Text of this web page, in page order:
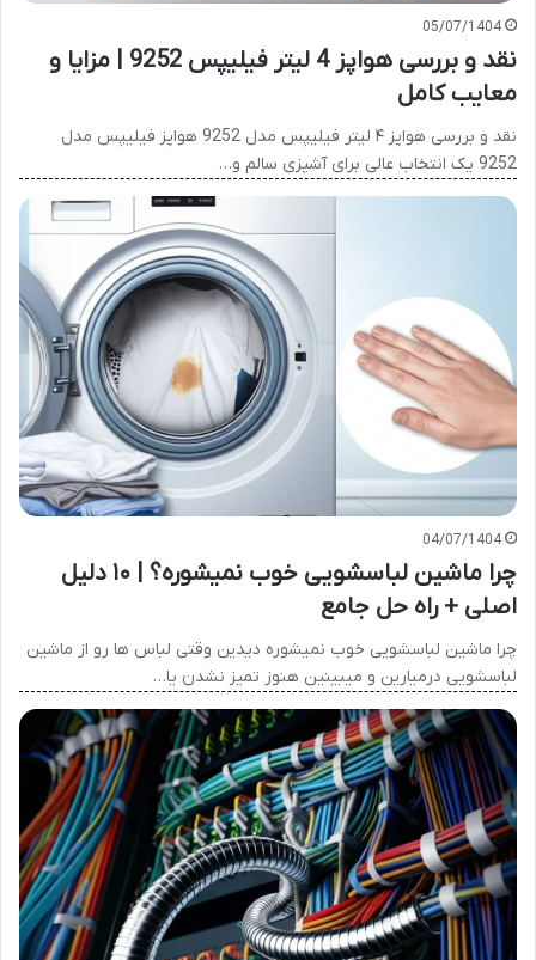
05/07/1404
نقد و بررسی هواپز 4 لیتر فیلیپس 9252 | مزایا و
معایب کامل
نقد و بررسی هواپز ۴ لیتر فیلیپس مدل 9252 هواپز فیلیپس مدل
9252 یک انتخاب عالی برای آشپزی سالم و…
04/07/1404
چرا ماشین لباسشویی خوب نمیشوره؟ | ۱۰ دلیل
اصلی + راه حل جامع
چرا ماشین لباسشویی خوب نمیشوره دیدین وقتی لباس ها رو از ماشین
لباسشویی درمیارین و میبینین هنوز تمیز نشدن یا…